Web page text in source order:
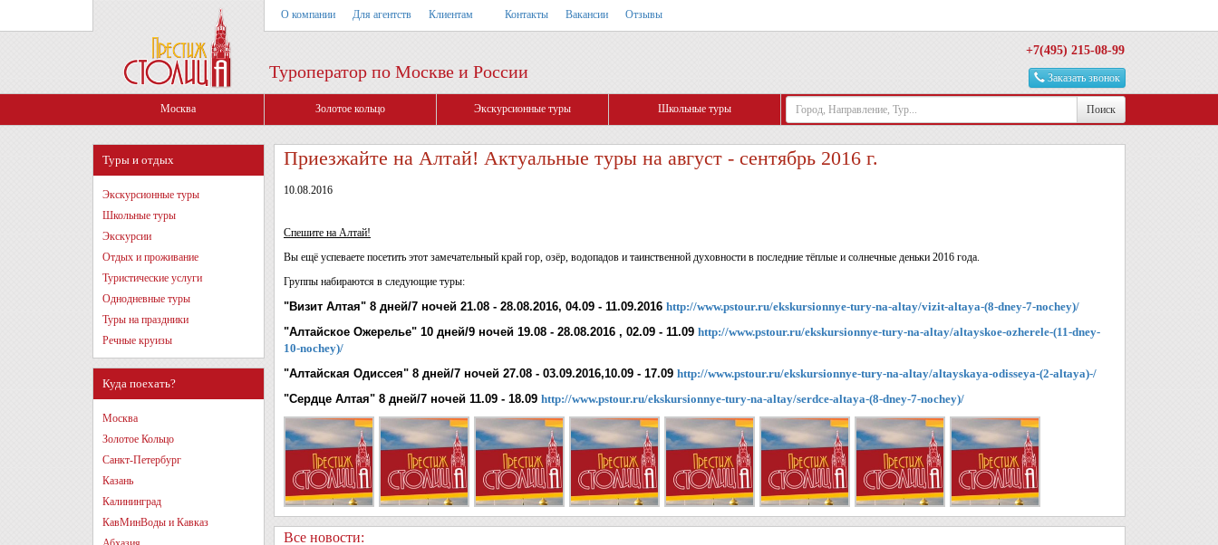
О компании Для агентств Клиентам Контакты Вакансии Отзывы
Туроператор по Москве и России
+7(495) 215-08-99
Заказать звонок
Москва Золотое кольцо Экскурсионные туры Школьные туры Поиск
Туры и отдых
Экскурсионные туры
Школьные туры
Экскурсии
Отдых и проживание
Туристические услуги
Однодневные туры
Туры на праздники
Речные круизы
Куда поехать?
Москва
Золотое Кольцо
Санкт-Петербург
Казань
Калининград
КавМинВоды и Кавказ
Приезжайте на Алтай! Актуальные туры на август - сентябрь 2016 г.
10.08.2016
Спешите на Алтай!
Вы ещё успеваете посетить этот замечательный край гор, озёр, водопадов и таинственной духовности в последние тёплые и солнечные деньки 2016 года.
Группы набираются в следующие туры:
"Визит Алтая" 8 дней/7 ночей 21.08 - 28.08.2016, 04.09 - 11.09.2016 http://www.pstour.ru/ekskursionnye-tury-na-altay/vizit-altaya-(8-dney-7-nochey)/
"Алтайское Ожерелье" 10 дней/9 ночей 19.08 - 28.08.2016 , 02.09 - 11.09 http://www.pstour.ru/ekskursionnye-tury-na-altay/altayskoe-ozherele-(11-dney-
10-nochey)/
"Алтайская Одиссея" 8 дней/7 ночей 27.08 - 03.09.2016,10.09 - 17.09 http://www.pstour.ru/ekskursionnye-tury-na-altay/altayskaya-odisseya-(2-altaya)-/
"Сердце Алтая" 8 дней/7 ночей 11.09 - 18.09 http://www.pstour.ru/ekskursionnye-tury-na-altay/serdce-altaya-(8-dney-7-nochey)/
Все новости: